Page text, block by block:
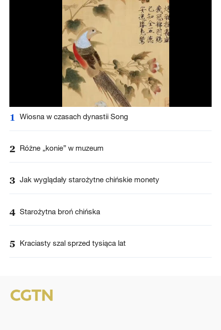
1 Wiosna w czasach dynastii Song
2 Różne „konie” w muzeum
3 Jak wyglądały starożytne chińskie monety
4 Starożytna broń chińska
5 Kraciasty szal sprzed tysiąca lat